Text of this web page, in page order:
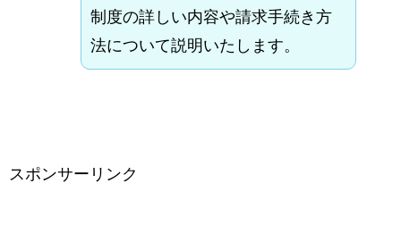
制度の詳しい内容や請求手続き方
法について説明いたします。
スポンサーリンク